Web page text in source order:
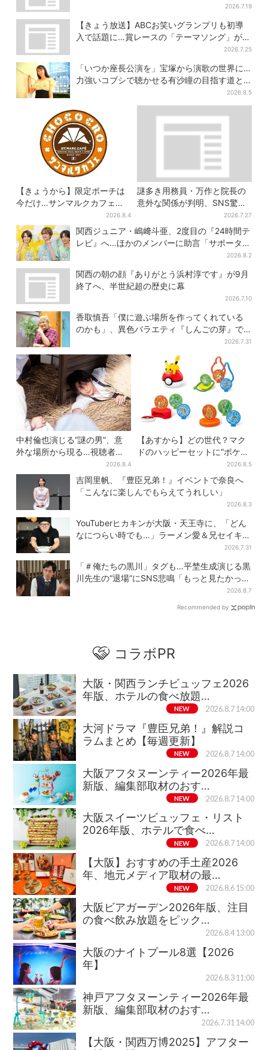
2026.7.19
【きょう放送】ABCお笑いグランプリも初導
入で話題に…賞レースの「テーマソング」が果
2026.7.25
「いつか座長公演を」宝塚から演歌の世界に…
力強いコブシで聴かせる有沙瞳の目指す道と
2026.8.5
【きょうから】限定ポーチは
今だけ…サンマルクカフェ初
の「夏福袋」、実質無料でレ
アグッズが手に入る
2026.8.4
謎多き用務員・万作と院長の
意外な関係が判明、SNS驚き
2026.7.27
関西ジュニア・嶋﨑斗亜、2度目の『24時間テ
レビ』へ…ほかのメンバーに助言「サポーター
2026.8.2
関西の朝の顔『ありがとう浜村淳です』が9月
終了へ、半世紀超の歴史に幕
2026.7.10
香取慎吾「僕に遊ぶ場所を作ってくれている
のかも」、異色バラエティ『しんごの芽』で
2026.7.31
中村倫也演じる“謎の男”、意
外な場所から現る…視聴者歓
喜「こんな登場シーンとは」
2026.8.4
【あすから】どの世代？マク
ドのハッピーセットに“ポケモ
ンおもちゃ”、歴代30匹に「懐
かしい」と喜びの声
2026.8.5
吉岡里帆、『豊臣兄弟！』イベントで奈良へ
「こんなに楽しんでもらえてうれしい」
2026.8.3
YouTuberヒカキンが大阪・天王寺に、「どん
なにつらい時でも…」ラーメン愛＆兄セイキン
2026.7.31
「＃俺たちの黒川」タグも…平埜生成演じる黒
川先生の“退場”にSNS悲鳴「もっと見たかっ
2026.8.7
Recommended by
コラボPR
大阪・関西ランチビュッフェ2026
年版、ホテルの食べ放題…
NEW 2026.8.7 14:00
大河ドラマ『豊臣兄弟！』解説コ
ラムまとめ【毎週更新】
NEW 2026.8.7 14:00
大阪アフタヌーンティー2026年最
新版、編集部取材のおす…
NEW 2026.8.7 14:00
大阪スイーツビュッフェ・リスト
2026年版、ホテルで食べ…
NEW 2026.8.7 14:00
【大阪】おすすめの手土産2026
年、地元メディア取材の最…
NEW 2026.8.6 15:00
大阪ビアガーデン2026年版、注目
の食べ飲み放題をピック…
2026.8.4 13:00
大阪のナイトプール8選【2026
年】
2026.8.3 11:00
神戸アフタヌーンティー2026年最
新版、編集部取材のおす…
2026.7.31 14:00
【大阪・関西万博2025】アフター